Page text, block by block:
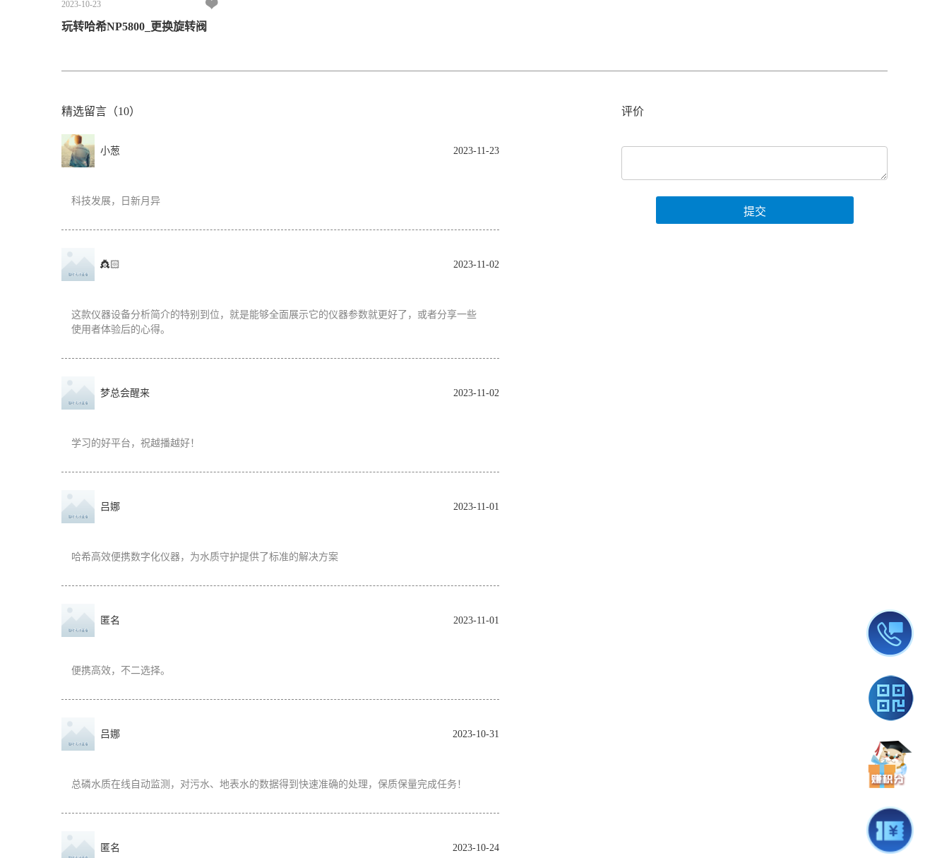
2023-10-23
玩转哈希NP5800_更换旋转阀
精选留言（10）
小葱 2023-11-23
科技发展，日新月异
👸🏻 2023-11-02
这款仪器设备分析简介的特别到位，就是能够全面展示它的仪器参数就更好了，或者分享一些
使用者体验后的心得。
梦总会醒来 2023-11-02
学习的好平台，祝越播越好！
吕娜 2023-11-01
哈希高效便携数字化仪器，为水质守护提供了标准的解决方案
匿名 2023-11-01
便携高效，不二选择。
吕娜 2023-10-31
总磷水质在线自动监测，对污水、地表水的数据得到快速准确的处理，保质保量完成任务！
匿名 2023-10-24
评价
提交